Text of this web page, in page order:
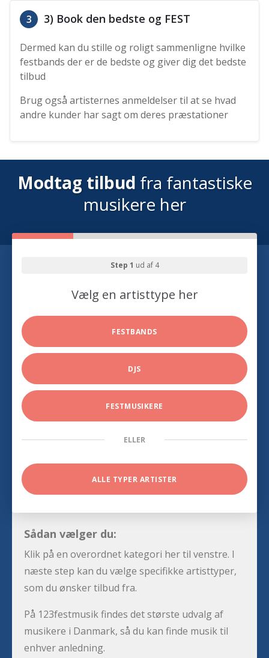
3 3) Book den bedste og FEST
Dermed kan du stille og roligt sammenligne hvilke
festbands der er de bedste og giver dig det bedste
tilbud
Brug også artisternes anmeldelser til at se hvad
andre kunder har sagt om deres præstationer
Modtag tilbud fra fantastiske
musikere her
Step 1 ud af 4
Vælg en artisttype her
FESTBANDS
DJS
FESTMUSIKERE
ELLER
ALLE TYPER ARTISTER
Sådan vælger du:
Klik på en overordnet kategori her til venstre. I
næste step kan du vælge specifikke artisttyper,
som du ønsker tilbud fra.
På 123festmusik findes det største udvalg af
musikere i Danmark, så du kan finde musik til
enhver anledning.